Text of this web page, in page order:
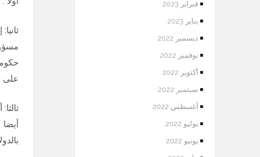
على
فبراير 2023
يناير 2023
ديسمبر 2022
نوفمبر 2022
أكتوبر 2022
سبتمبر 2022
أغسطس 2022
يوليو 2022
يونيو 2022